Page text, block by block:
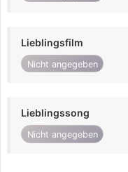
Lieblingsfilm
Nicht angegeben
Lieblingssong
Nicht angegeben